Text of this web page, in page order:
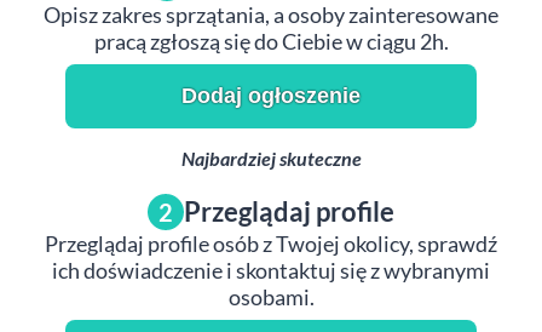
Opisz zakres sprzątania, a osoby zainteresowane
pracą zgłoszą się do Ciebie w ciągu 2h.
Dodaj ogłoszenie
Najbardziej skuteczne
2 Przeglądaj profile
Przeglądaj profile osób z Twojej okolicy, sprawdź
ich doświadczenie i skontaktuj się z wybranymi
osobami.